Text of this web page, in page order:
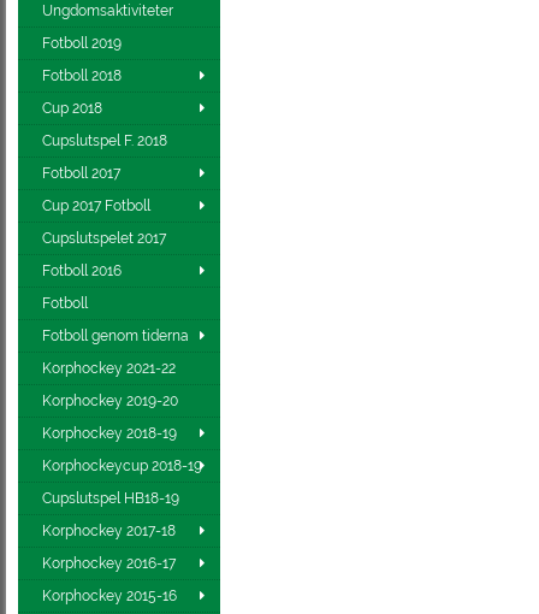
Ungdomsaktiviteter
Fotboll 2019
Fotboll 2018
Cup 2018
Cupslutspel F. 2018
Fotboll 2017
Cup 2017 Fotboll
Cupslutspelet 2017
Fotboll 2016
Fotboll
Fotboll genom tiderna
Korphockey 2021-22
Korphockey 2019-20
Korphockey 2018-19
Korphockeycup 2018-19
Cupslutspel HB18-19
Korphockey 2017-18
Korphockey 2016-17
Korphockey 2015-16